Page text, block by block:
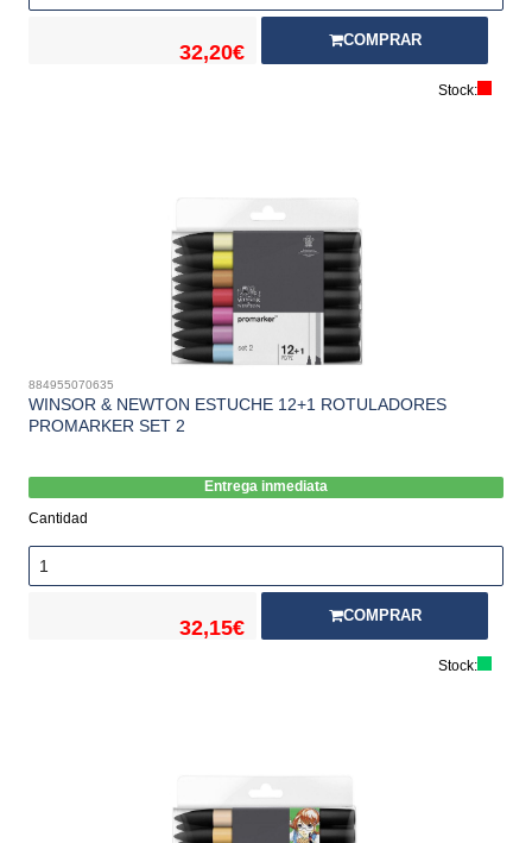
32,20€
COMPRAR
Stock:
884955070635
WINSOR & NEWTON ESTUCHE 12+1 ROTULADORES
PROMARKER SET 2
Entrega inmediata
Cantidad
32,15€
COMPRAR
Stock: